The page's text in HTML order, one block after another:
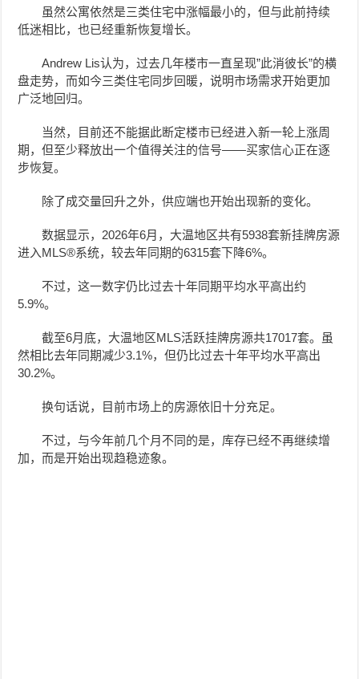
虽然公寓依然是三类住宅中涨幅最小的，但与此前持续
低迷相比，也已经重新恢复增长。
Andrew Lis认为，过去几年楼市一直呈现”此消彼长”的横
盘走势，而如今三类住宅同步回暖，说明市场需求开始更加
广泛地回归。
当然，目前还不能据此断定楼市已经进入新一轮上涨周
期，但至少释放出一个值得关注的信号——买家信心正在逐
步恢复。
除了成交量回升之外，供应端也开始出现新的变化。
数据显示，2026年6月，大温地区共有5938套新挂牌房源
进入MLS®系统，较去年同期的6315套下降6%。
不过，这一数字仍比过去十年同期平均水平高出约
5.9%。
截至6月底，大温地区MLS活跃挂牌房源共17017套。虽
然相比去年同期减少3.1%，但仍比过去十年平均水平高出
30.2%。
换句话说，目前市场上的房源依旧十分充足。
不过，与今年前几个月不同的是，库存已经不再继续增
加，而是开始出现趋稳迹象。